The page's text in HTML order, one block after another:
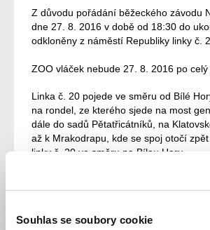
Souhlas se soubory cookie
Z důvodu pořádání běžeckého závodu
dne 27. 8. 2016 v době od 18:30 do
odkloněny z náměstí Republiky linky č.
ZOO vláček nebude 27. 8. 2016 po celý
Linka č. 20 pojede ve směru od Bílé
na rondel, ze kterého sjede na most
dále do sadů Pětatřicátníků, na
až k Mrakodrapu, kde se spoj otočí
linky č. 20 ve směru na Bílou Horu.
Zastávky linky č. 20 „Otýlie Beníškové“;
Republiky“ a „Muzeum“ budou po
zrušeny a spoje linky č. 20 budou ve
a „Mrakodrap“ (myšlena zastávka směr